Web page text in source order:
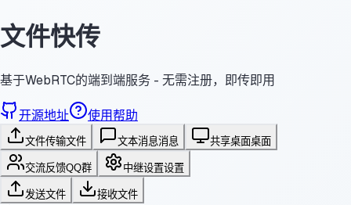
文件快传
基于WebRTC的端到端服务 - 无需注册，即传即用
开源地址 使用帮助
文件传输文件 文本消息消息 共享桌面桌面
交流反馈QQ群 中继设置设置
发送文件 接收文件